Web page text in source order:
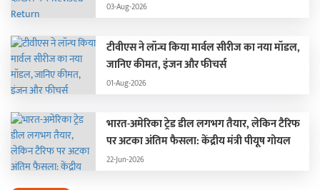
03-Aug-2026
टीवीएस ने लॉन्च किया मार्वल सीरीज का नया मॉडल,
जानिए कीमत, इंजन और फीचर्स
01-Aug-2026
भारत-अमेरिका ट्रेड डील लगभग तैयार, लेकिन टैरिफ
पर अटका अंतिम फैसला: केंद्रीय मंत्री पीयूष गोयल
22-Jun-2026